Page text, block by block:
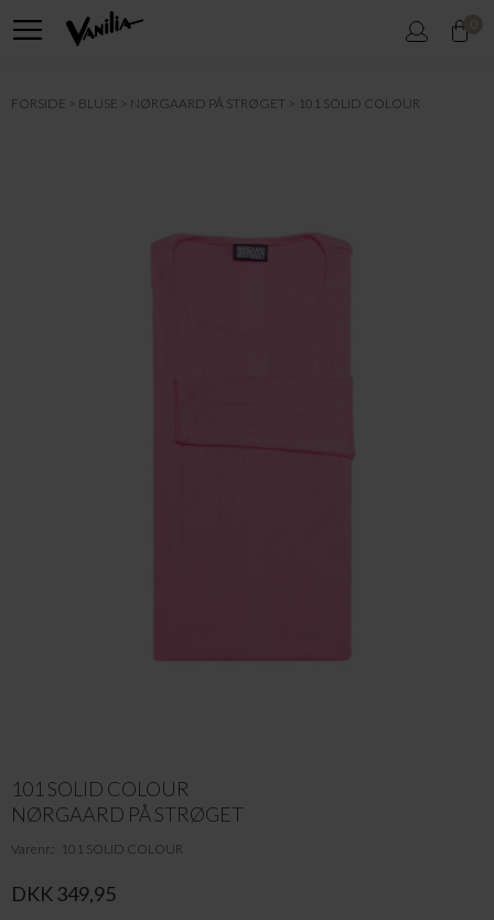
0
FORSIDE BLUSE NØRGAARD PÅ STRØGET 101 SOLID COLOUR
101 SOLID COLOUR
NØRGAARD PÅ STRØGET
Varenr. 101 SOLID COLOUR
DKK 349,95